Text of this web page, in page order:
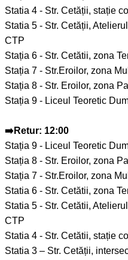
Statia 4 - Str. Cetății, stație
Statia 5 - Str. Cetății,
CTP
Stația 6 - Str. Cetătii, zona
Stația 7 - Str.Eroilor, zona
Stația 8 - Str. Eroilor, zona
Stația 9 - Liceul Teoretic
➡️Retur: 12:00
Stația 9 - Liceul Teoretic
Stația 8 - Str. Eroilor, zona
Stația 7 - Str.Eroilor, zona
Statia 6 - Str. Cetătii, zona
Statia 5 - Str. Cetătii,
CTP
Statia 4 - Str. Cetătii, stație
Statia 3 – Str. Cetății,